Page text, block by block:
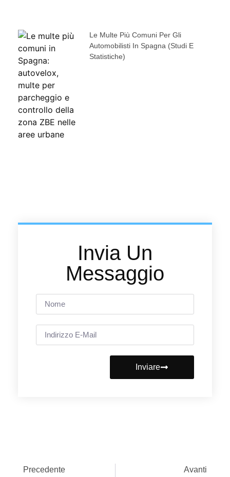
Le Multe Più Comuni Per Gli
Automobilisti In Spagna (studi E
Statistiche)
Invia Un
Messaggio
Inviare
Precedente Avanti